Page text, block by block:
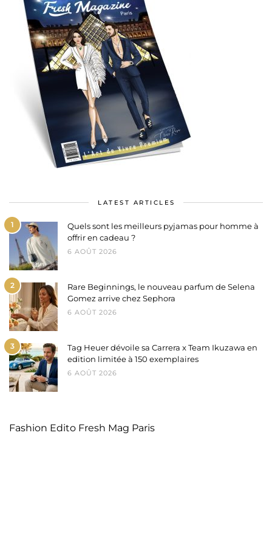
LATEST ARTICLES
1
Quels sont les meilleurs pyjamas pour homme à
offrir en cadeau ?
6 AOÛT 2026
2
Rare Beginnings, le nouveau parfum de Selena
Gomez arrive chez Sephora
6 AOÛT 2026
3
Tag Heuer dévoile sa Carrera x Team Ikuzawa en
edition limitée à 150 exemplaires
6 AOÛT 2026
Fashion Edito Fresh Mag Paris